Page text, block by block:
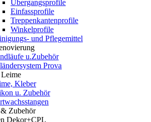
Übergangsprofile
Einfassprofile
Treppenkantenprofile
Winkelprofile
und Pflegemittel
u.Zubehör
Prova
Kleber
u. Zubehör
Zubehör
Dekor+CPL